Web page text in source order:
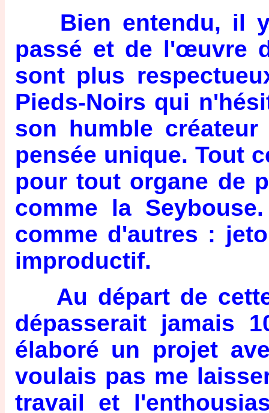
Bien entendu, il y
passé et de l'œuvre
sont plus
Pieds-Noirs qui
son humble
pensée unique. Tout
pour tout organe de
comme la
comme d'autres :
improductif.
Au départ de cette
dépasserait jamais
élaboré un projet
voulais pas me
travail et